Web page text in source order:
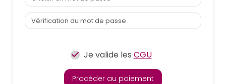
Je valide les CGU
Procéder au paiement